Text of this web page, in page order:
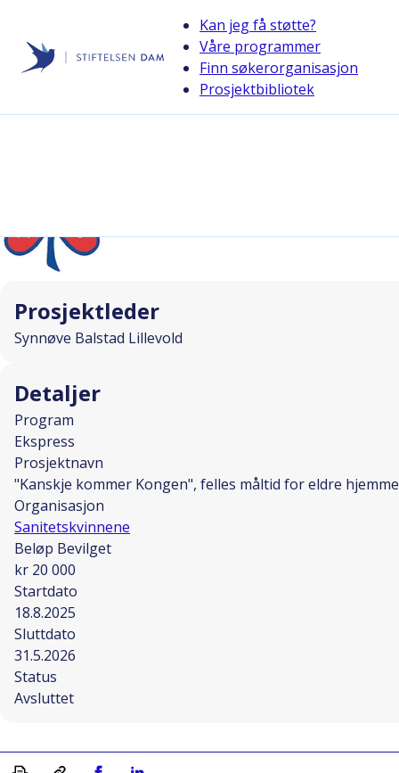
Kan jeg få støtte?
Våre programmer
Finn søkerorganisasjon
Prosjektbibliotek
Prosjektleder
Synnøve Balstad Lillevold
Detaljer
Program
Ekspress
Prosjektnavn
"Kanskje kommer Kongen", felles måltid for eldre
Organisasjon
Sanitetskvinnene
Beløp Bevilget
kr 20 000
Startdato
18.8.2025
Sluttdato
31.5.2026
Status
Avsluttet
Skriv ut Kopiera länkDel på Facebook
Del på Linkedin